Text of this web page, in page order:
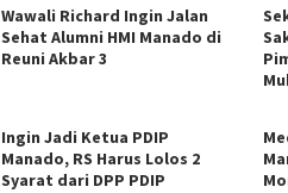
Wawali Richard Ingin Jalan
Sehat Alumni HMI Manado di
Reuni Akbar 3
Ingin Jadi Ketua PDIP
Manado, RS Harus Lolos 2
Syarat dari DPP PDIP